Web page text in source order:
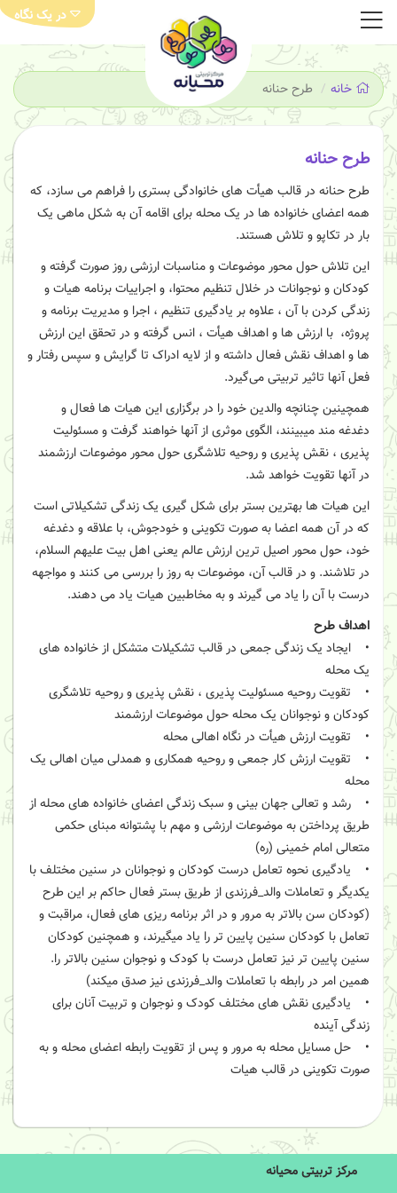
در یک نگاه
خانه طرح حنانه
طرح حنانه
طرح حنانه در قالب هیأت های خانوادگی بستری را فراهم می سازد، که
همه اعضای خانواده ها در یک محله برای اقامه آن به شکل ماهی یک
بار در تکاپو و تلاش هستند.
این تلاش حول محور موضوعات و مناسبات ارزشی روز صورت گرفته و
کودکان و نوجوانات در خلال تنظیم محتوا، و اجراییات برنامه هیات و
زندگی کردن با آن ، علاوه بر یادگیری تنظیم ، اجرا و مدیریت برنامه و‌
پروژه، با ارزش ها و اهداف هیأت ، انس گرفته و در تحقق این ارزش
ها و اهداف نقش فعال داشته و از لایه ادراک تا گرایش و سپس رفتار و
فعل آنها تاثیر تربیتی می‌گیرد.
همچینین چنانچه والدین خود را در برگزاری این هیات ها فعال و
دغدغه مند میبینند، الگوی موثری از آنها خواهند گرفت و مسئولیت
پذیری ، نقش پذیری و روحیه تلاشگری حول محور موضوعات ارزشمند
در آنها تقویت خواهد شد.
این هیات ها بهترین بستر برای شکل گیری یک زندگی تشکیلاتی است
که در آن همه اعضا به صورت تکوینی و خودجوش، با علاقه و دغدغه
خود، حول محور اصیل ترین ارزش عالم یعنی اهل بیت علیهم السلام،
در تلاشند. و در قالب آن، موضوعات به روز را بررسی می کنند و مواجهه
درست با آن را یاد می گیرند و به مخاطبین هیات یاد می دهند.
اهداف طرح
• ایجاد یک زندگی جمعی در قالب تشکیلات متشکل از خانواده های
یک محله
• تقویت روحیه مسئولیت پذیری ، نقش پذیری و روحیه تلاشگری
کودکان و نوجوانان یک محله حول موضوعات ارزشمند
• تقویت ارزش هیأت در نگاه اهالی محله
• تقویت ارزش کار جمعی و روحیه همکاری و همدلی میان اهالی یک
محله
• رشد و تعالی جهان بینی و سبک زندگی اعضای خانواده های محله از
طریق پرداختن به موضوعات ارزشی و مهم با پشتوانه مبنای حکمی
متعالی امام خمینی (ره)
• یادگیری نحوه تعامل درست کودکان و نوجوانان در سنین مختلف با
یکدیگر و تعاملات والد_فرزندی از طریق بستر فعال حاکم بر این طرح
(کودکان سن بالاتر به مرور و در اثر برنامه ریزی های فعال، مراقبت و
تعامل با کودکان سنین پایین تر را یاد میگیرند، و همچنین کودکان
سنین پایین تر نیز تعامل درست با کودک و نوجوان سنین بالاتر را.
همین امر در رابطه با تعاملات والد_فرزندی نیز صدق میکند)
• یادگیری نقش های مختلف کودک و نوجوان و تربیت آنان برای
زندگی آینده
• حل مسایل محله به مرور و پس از تقویت رابطه اعضای محله و به
صورت تکوینی در قالب هیات
مرکز تربیتی محیانه